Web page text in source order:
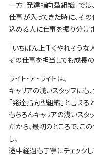
一方「発達指向型組織」では、
仕事が入ってきた時に、そ
込める人に仕事を振り分けま
「いちばん上手くやれそうな
その仕事を担当しても成長
ライト・ア・ライトは、
キャリアの浅いスタッフにも
「発達指向型組織」と言える
もちろんキャリアの浅いスタ
だから、最初のところで、
し、
途中経過も丁寧にチェックし